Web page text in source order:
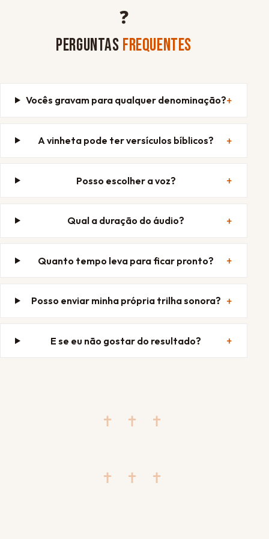
❓
PERGUNTAS FREQUENTES
Vocês gravam para qualquer denominação?
A vinheta pode ter versículos bíblicos?
Posso escolher a voz?
Qual a duração do áudio?
Quanto tempo leva para ficar pronto?
Posso enviar minha própria trilha sonora?
E se eu não gostar do resultado?
✝ ✝ ✝
✝ ✝ ✝